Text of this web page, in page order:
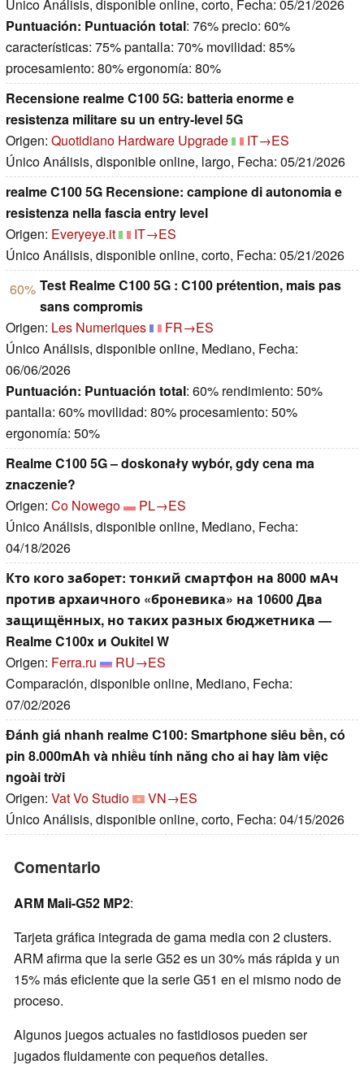
Único Análisis, disponible online, corto, Fecha: 05/21/2026
Puntuación: Puntuación total: 76% precio: 60%
características: 75% pantalla: 70% movilidad: 85%
procesamiento: 80% ergonomía: 80%
Recensione realme C100 5G: batteria enorme e
resistenza militare su un entry-level 5G
Origen: Quotidiano Hardware Upgrade
IT→ES
Único Análisis, disponible online, largo, Fecha: 05/21/2026
realme C100 5G Recensione: campione di autonomia e
resistenza nella fascia entry level
Origen: Everyeye.it
IT→ES
Único Análisis, disponible online, corto, Fecha: 05/21/2026
60% Test Realme C100 5G : C100 prétention, mais pas
sans compromis
Origen: Les Numeriques
FR→ES
Único Análisis, disponible online, Mediano, Fecha:
06/06/2026
Puntuación: Puntuación total: 60% rendimiento: 50%
pantalla: 60% movilidad: 80% procesamiento: 50%
ergonomía: 50%
Realme C100 5G – doskonały wybór, gdy cena ma
znaczenie?
Origen: Co Nowego
PL→ES
Único Análisis, disponible online, Mediano, Fecha:
04/18/2026
Кто кого заборет: тонкий смартфон на 8000 мАч
против архаичного «броневика» на 10600 Два
защищённых, но таких разных бюджетника —
Realme C100x и Oukitel W
Origen: Ferra.ru
RU→ES
Comparación, disponible online, Mediano, Fecha:
07/02/2026
Đánh giá nhanh realme C100: Smartphone siêu bền, có
pin 8.000mAh và nhiều tính năng cho ai hay làm việc
ngoài trời
Origen: Vat Vo Studio
VN→ES
Único Análisis, disponible online, corto, Fecha: 04/15/2026
Comentario
ARM Mali-G52 MP2:
Tarjeta gráfica integrada de gama media con 2 clusters.
ARM afirma que la serie G52 es un 30% más rápida y un
15% más eficiente que la serie G51 en el mismo nodo de
proceso.
Algunos juegos actuales no fastidiosos pueden ser
jugados fluidamente con pequeños detalles.